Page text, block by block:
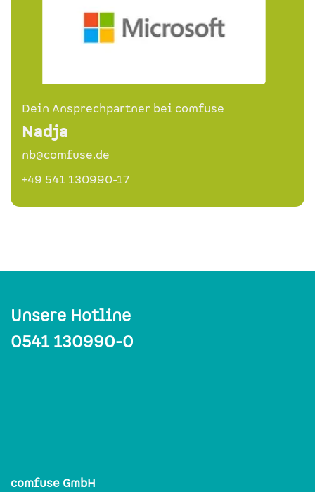
Dein Ansprechpartner bei comfuse
Nadja
nb@comfuse.de
+49 541 130990-17
Unsere Hotline
0541 130990-0
comfuse GmbH